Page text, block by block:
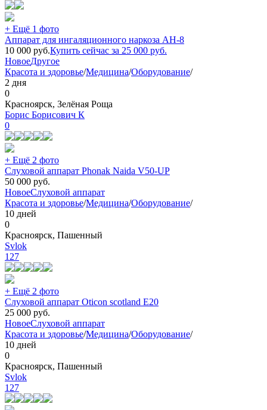
+ Ещё 1 фото
Аппарат для ингаляционного наркоза АН-8
10 000 руб.Купить сейчас за 25 000 руб.
НовоеДругое
Красота и здоровье/Медицина/Оборудование/
2 дня
0
Красноярск, Зелёная Роща
Борис Борисович К
0
+ Ещё 2 фото
Слуховой аппарат Phonak Naida V50-UP
50 000 руб.
НовоеСлуховой аппарат
Красота и здоровье/Медицина/Оборудование/
10 дней
0
Красноярск, Пашенный
Svlok
127
+ Ещё 2 фото
Слуховой аппарат Оticon scotland E20
25 000 руб.
НовоеСлуховой аппарат
Красота и здоровье/Медицина/Оборудование/
10 дней
0
Красноярск, Пашенный
Svlok
127